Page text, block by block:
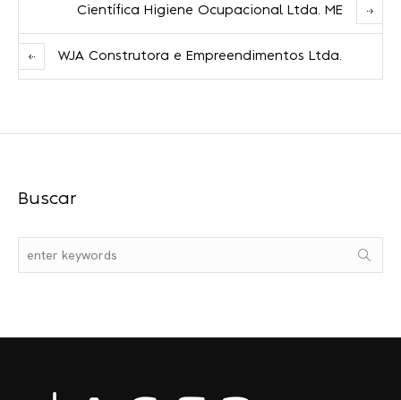
Científica Higiene Ocupacional Ltda. ME
WJA Construtora e Empreendimentos Ltda.
Buscar